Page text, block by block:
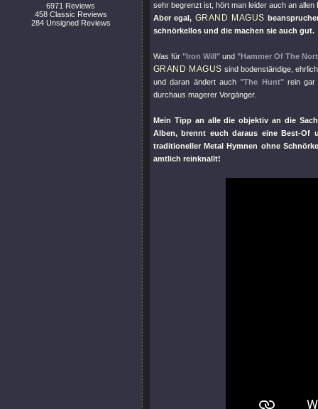
6971 Reviews
458 Classic Reviews
284 Unsigned Reviews
sehr begrenzt ist, hört man leider auch an allen
Aber egal, GRAND MAGUS
schnörkellos und die machen sie auch gut.
Was für "Iron Will" und "Hammer Of The
GRAND MAGUS sind bodenständige,
und daran ändert auch"The Hunt"rein gar
durchaus magerer Vorgänger.
Mein Tipp an alle die objektiv an die
Alben, brennt euch daraus eine Best-Of
traditioneller Metal Hymnen ohne
amtlich reinknallt!